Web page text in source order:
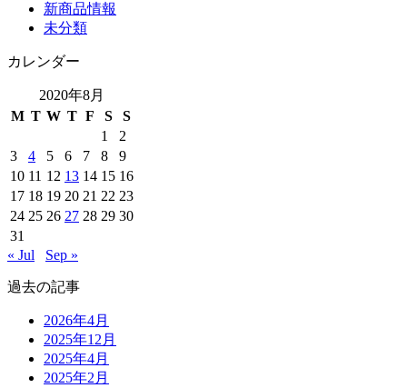
新商品情報
未分類
カレンダー
2020年8月
M T W T F S
S
1
2
3
4 5 6 7 8
9
10 11 12 13 14 15 16
17 18 19 20 21 22 23
24 25 26 27 28 29 30
31
« Jul
Sep »
過去の記事
2026年4月
2025年12月
2025年4月
2025年2月